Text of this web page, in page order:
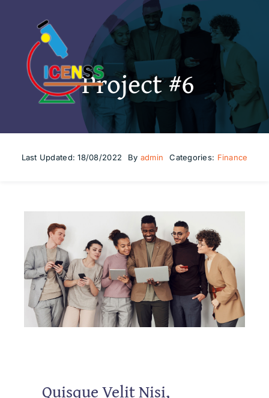
content
Project #6
Last Updated: 18/08/2022 By admin Categories: Finance
Quisque Velit Nisi,